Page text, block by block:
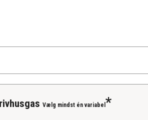
drivhusgas Vælg mindst én variabel